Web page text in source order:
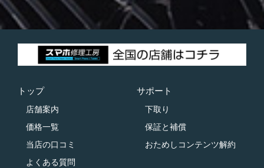
トップ
店舗案内
価格一覧
当店の口コミ
よくある質問
サポート
下取り
保証と補償
おためしコンテンツ解約